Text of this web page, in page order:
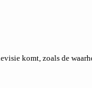
komt, zoals de